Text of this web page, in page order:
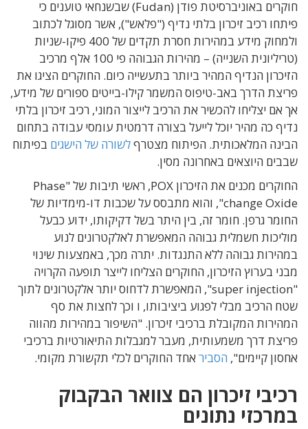
חוקרים באוניברסיטת פודן (Fudan) שבשנחאי טוענים כי
פיתחו רכיב זיכרון בלתי נדיף ("פלאש"), אשר מסוגל לכתוב
ולמחוק מידע במהירות חסרת תקדים של 400 פיקו-שניות
(טריליונית השנייה) – מהירות הגבוהה פי 100 אלף מרכיב
הזיכרון הנדיף המהיר ביותר בתעשייה כיום. החוקרים הציגו את
פריצת הדרך באב-טיפוס המשמר קילו-בייטים ספורים של מידע,
אך אם יצליחו להכשיר את הרכיב לייצור המוני, רכיב זיכרון בלתי
נדיף כה מהיר יוכל לייעל בצורה דרמטית עומסי עבודה בתחום
הבינה המלאכותית. הפיתוח מצטרףלשורה של הישגים בפיתוח
שבבים היוצאים באחרונה מסין.
החוקרים מכנים את הזיכרון POX, ראשי תיבות של "Phase
change Oxide", והוא מתבסס על שכבות דו-מימדיות של
החומר גרפן. חומר זה, בין היתר בשל דקיקותו, ידוע כבעל
מוליכות חשמלית גבוהה המאפשרת לאלקטרונים לנוע
במהירות גבוהה ללא התנגדות. יתרה מכך, באמצעות שינוי
מבני בערוץ הזיכרון, החוקרים הצליחו לייצר תופעה הקרויה
"super injection", המאפשרת לדחוס יותר אלקטרונים לתוך
שטח הרכיב מבלי לפגוע ביציבותו, ו וכך לחצות את סף
המהירות המקובלת ברכיבי זיכרון. "השיפור במהירות מהווה
פריצת דרך משמעותית, מעבר למגבלות התיאורטיות ברכיבי
אחסון קיימים", הסביר אחד החוקרים לכלי תקשורת מקומי.
רכיבי זיכרון הם צוואר הבקבוק
במרכזי נתונים